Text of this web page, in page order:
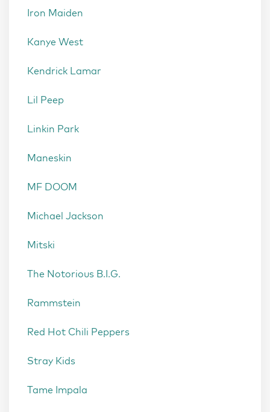
Iron Maiden
Kanye West
Kendrick Lamar
Lil Peep
Linkin Park
Maneskin
MF DOOM
Michael Jackson
Mitski
The Notorious B.I.G.
Rammstein
Red Hot Chili Peppers
Stray Kids
Tame Impala